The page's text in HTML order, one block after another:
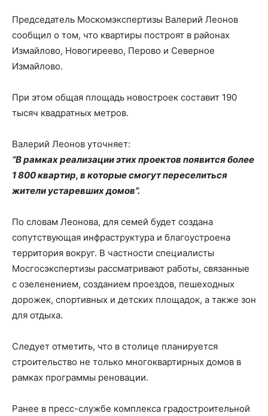
Председатель Москомэкспертизы Валерий Леонов
сообщил о том, что квартиры построят в районах
Измайлово, Новогиреево, Перово и Северное
Измайлово.
При этом общая площадь новостроек составит 190
тысяч квадратных метров.
Валерий Леонов уточняет:
“В рамках реализации этих проектов появится более
1 800 квартир, в которые смогут переселиться
жители устаревших домов”.
По словам Леонова, для семей будет создана
сопутствующая инфраструктура и благоустроена
территория вокруг. В частности специалисты
Мосгосэкспертизы рассматривают работы, связанные
с озеленением, созданием проездов, пешеходных
дорожек, спортивных и детских площадок, а также зон
для отдыха.
Следует отметить, что в столице планируется
строительство не только многоквартирных домов в
рамках программы реновации.
Ранее в пресс-службе комплекса градостроительной